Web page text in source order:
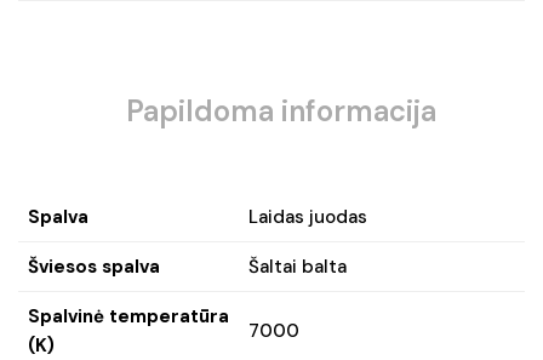
Papildoma informacija
Spalva Laidas juodas
Šviesos spalva Šaltai balta
Spalvinė temperatūra
(K)
7000